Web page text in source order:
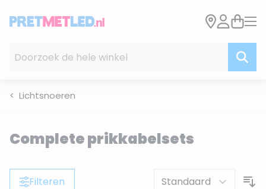
Lichtsnoeren
Complete prikkabelsets
Filteren